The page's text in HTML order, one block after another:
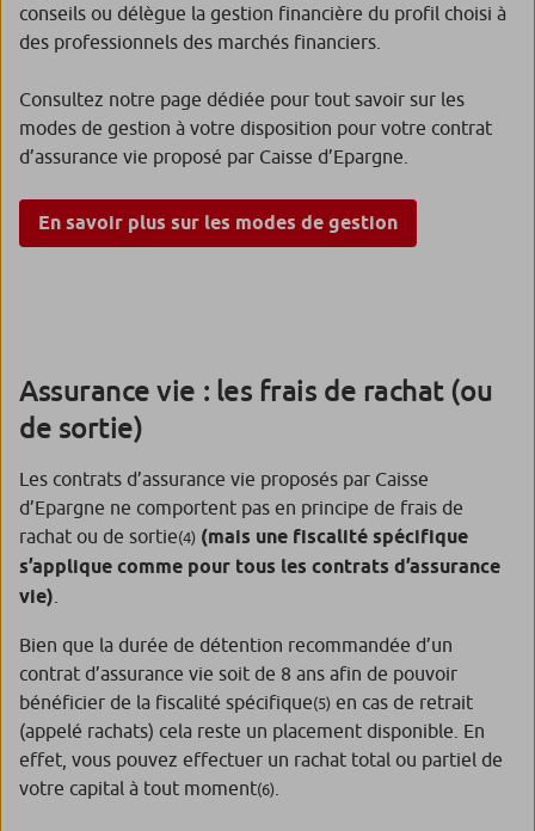
conseils ou délègue la gestion financière du profil choisi à
des professionnels des marchés financiers.
Consultez notre page dédiée pour tout savoir sur les
modes de gestion à votre disposition pour votre contrat
d’assurance vie proposé par Caisse d’Epargne.
En savoir plus sur les modes de gestion
Assurance vie : les frais de rachat (ou
de sortie)
Les contrats d’assurance vie proposés par Caisse
d’Epargne ne comportent pas en principe de frais de
rachat ou de sortie(4) (mais une fiscalité spécifique
s’applique comme pour tous les contrats d’assurance
vie)
Bien que la durée de détention recommandée d’un
contrat d’assurance vie soit de 8 ans afin de pouvoir
bénéficier de la fiscalité spécifique(5) en cas de retrait
(appelé rachats) cela reste un placement disponible. En
effet, vous pouvez effectuer un rachat total ou partiel de
votre capital à tout moment(6)